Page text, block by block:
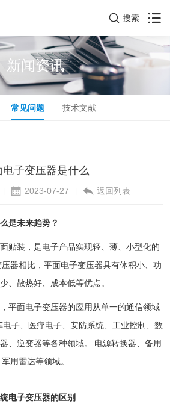
搜索
新闻资讯
常见问题 技术文献
子变压器是什么
| 2023-07-27 | 返回列表
是未来趋势？
贴装，是电子产品实现轻、薄、小型化的
器相比，平面电子变压器具有体积小、功
、散热好、成本低等优点。
平面电子变压器的应用从单一的通信领域
子、医疗电子、安防系统、工业控制、数
、逆变器等各种领域。 电源转换器、备用
用雷达等领域。
电子变压器的区别